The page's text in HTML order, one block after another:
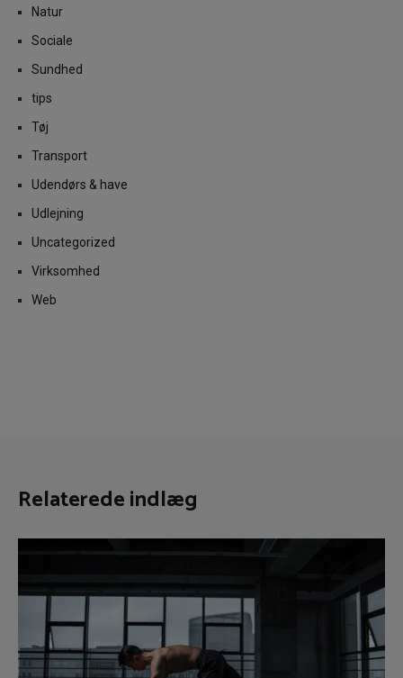
Natur
Sociale
Sundhed
tips
Tøj
Transport
Udendørs & have
Udlejning
Uncategorized
Virksomhed
Web
Relaterede indlæg